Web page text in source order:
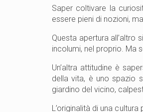
Saper coltivare la
essere pieni di nozioni,
Questa apertura all’altro
incolumi, nel proprio. Ma
Un’altra attitudine è
della vita, è uno spazio
giardino del vicino,
L’originalità di una